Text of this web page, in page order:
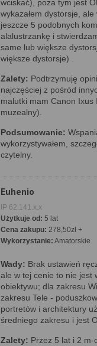
wciskać), poza tym jest
wykazałem dystorsje,
jeszcze 5 podobnych
alalustrzankę i
same lub większe
większe dystorsje) .
Zalety: Podtrzymuję
najczęściej z pośród
malutki mam Canon
muzealny).
Podsumowanie:
wykorzystywałem,
czytelny.
Euhenio
IP 62.141.x.x
Użytkuje od: 5 lat
Cena zakupu: 278,50zł +
Wykorzystanie: Amatorskie
Wady: Brak ustawień
ale w tej cenie to nie jest
obiektywu; dla zakresu
zakresu Tele -
portretów i architektury
średniego zakresu i jest
Zalety: Przez 5 lat i 2